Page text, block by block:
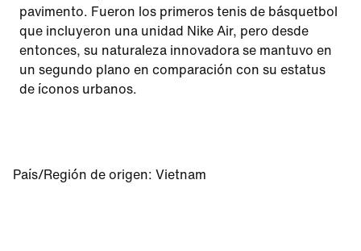
pavimento. Fueron los primeros tenis de básquetbol
que incluyeron una unidad Nike Air, pero desde
entonces, su naturaleza innovadora se mantuvo en
un segundo plano en comparación con su estatus
de íconos urbanos.
País/Región de origen: Vietnam